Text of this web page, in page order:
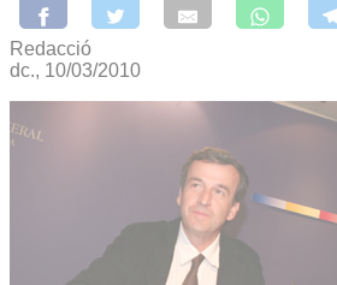
Redacció
dc., 10/03/2010